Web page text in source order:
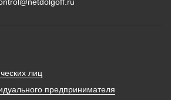
лиц
предпринимателя